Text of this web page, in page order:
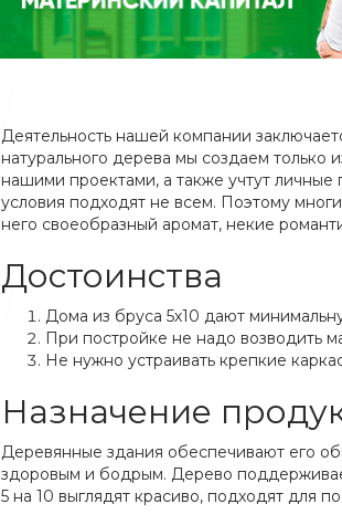
Деятельность нашей компании
натурального дерева мы создаем только
нашими проектами, а также учтут
условия подходят не всем. Поэтому
него своеобразный аромат, некие
Достоинства
Дома из бруса 5х10 дают
При постройке не надо возводить
Не нужно устраивать крепкие
Назначение
Деревянные здания обеспечивают его
здоровым и бодрым. Дерево
5 на 10 выглядят красиво, подходят для